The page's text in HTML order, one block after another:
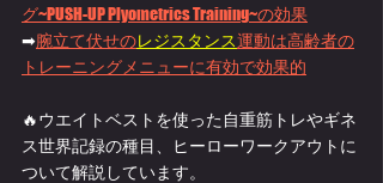
グ~PUSH-UP Plyometrics Training~の効果
➡腕立て伏せのレジスタンス運動は高齢者の
トレーニングメニューに有効で効果的
🔥ウエイトベストを使った自重筋トレやギネ
ス世界記録の種目、ヒーローワークアウトに
ついて解説しています。